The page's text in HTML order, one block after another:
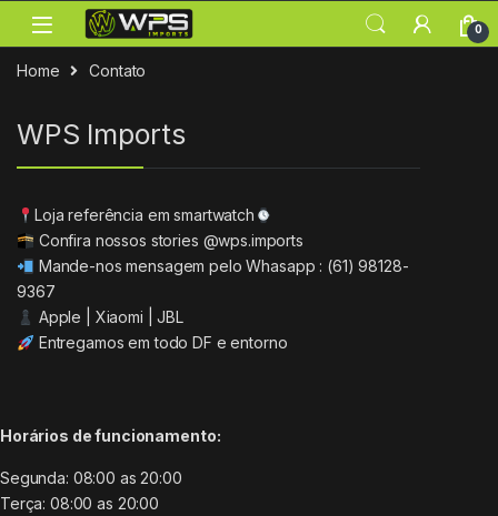
Skip to navigation
Skip to content
0
Home Contato
WPS Imports
Loja referência em smartwatch
Confira nossos stories @wps.imports
Mande-nos mensagem peloWhasapp : (61) 98128-
9367
Apple | Xiaomi | JBL
Entregamos em todo DF e entorno
Horários de funcionamento:
Segunda: 08:00 as 20:00
Terça:08:00 as 20:00